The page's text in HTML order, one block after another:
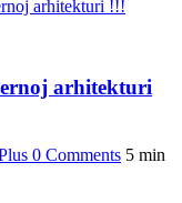
arhitekturi
0 Comments 5 min